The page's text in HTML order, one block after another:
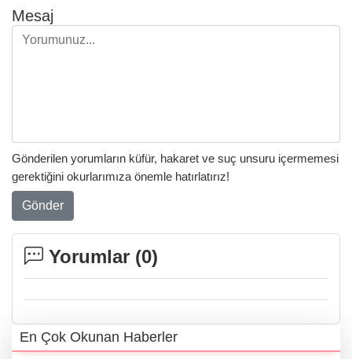
Mesaj
Gönderilen yorumların küfür, hakaret ve suç unsuru içermemesi
gerektiğini okurlarımıza önemle hatırlatırız!
Gönder
Yorumlar (0)
En Çok Okunan Haberler